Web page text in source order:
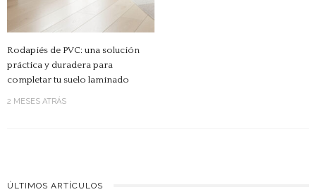
Rodapiés de PVC: una solución
práctica y duradera para
completar tu suelo laminado
2 MESES ATRÁS
ÚLTIMOS ARTÍCULOS